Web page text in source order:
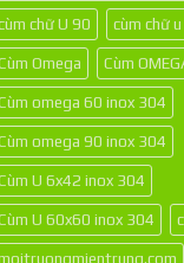
chữ U 90 cùm chữ
Omega Cùm
omega 60 inox 304
omega 90 inox 304
U 6x42 inox 304
U 60x60 inox 304